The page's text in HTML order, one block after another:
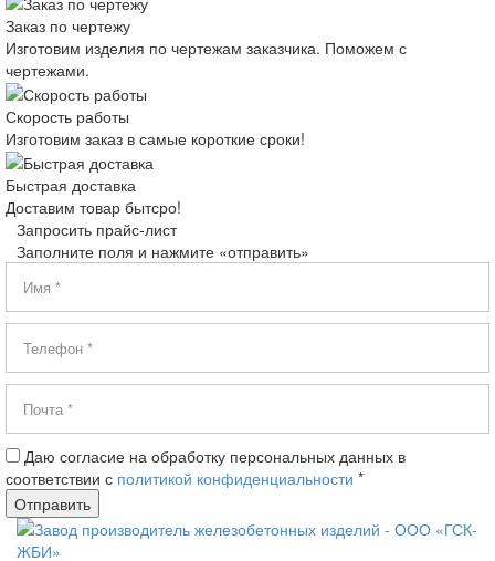
Заказ по чертежу
Изготовим изделия по чертежам заказчика. Поможем с
чертежами.
Скорость работы
Изготовим заказ в самые короткие сроки!
Быстрая доставка
Доставим товар бытсро!
Запросить прайс-лист
Заполните поля и нажмите «отправить»
Даю согласие на обработку персональных данных в
соответствии с политикой конфиденциальности *